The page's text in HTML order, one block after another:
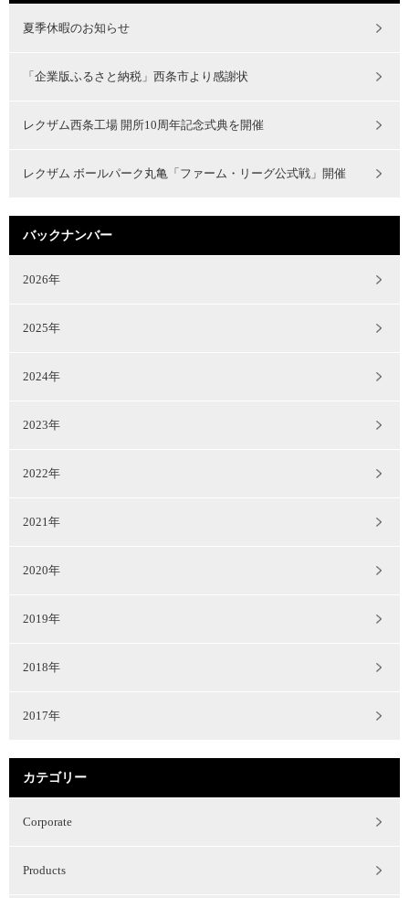
夏季休暇のお知らせ
「企業版ふるさと納税」西条市より感謝状
レクザム西条工場 開所10周年記念式典を開催
レクザム ボールパーク丸亀「ファーム・リーグ公式戦」開催
バックナンバー
2026年
2025年
2024年
2023年
2022年
2021年
2020年
2019年
2018年
2017年
カテゴリー
Corporate
Products